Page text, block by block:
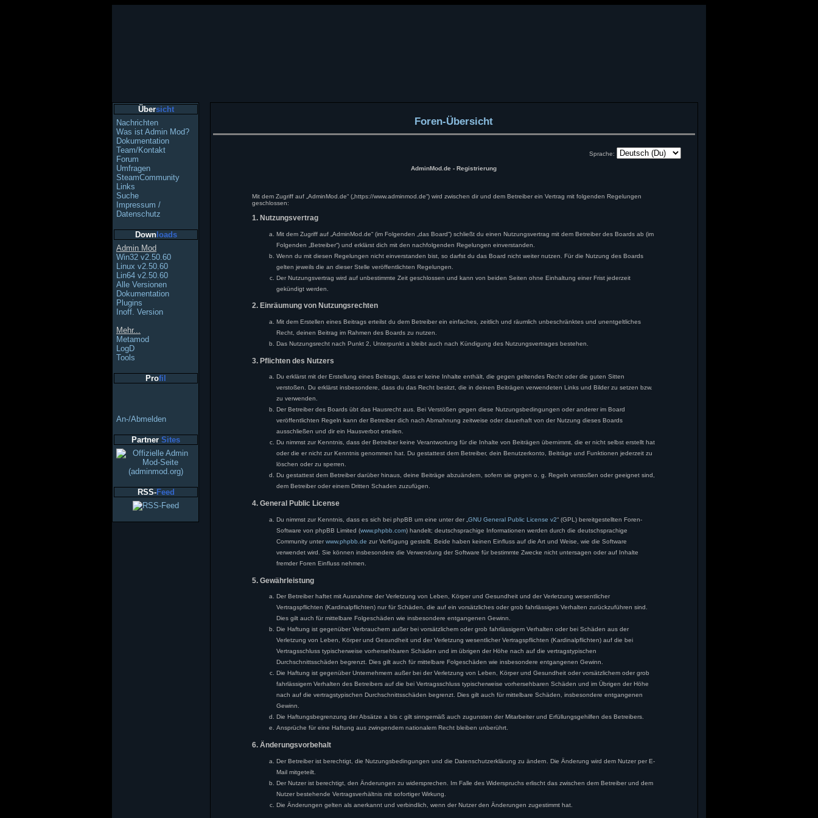
Übersicht
Nachrichten
Was ist Admin Mod?
Dokumentation
Team/Kontakt
Forum
Umfragen
SteamCommunity
Links
Suche
Impressum /
Datenschutz
Downloads
Admin Mod
Win32 v2.50.60
Linux v2.50.60
Lin64 v2.50.60
Alle Versionen
Dokumentation
Plugins
Inoff. Version
Mehr...
Metamod
LogD
Tools
Profil
An-/Abmelden
Partner Sites
RSS-Feed
Foren-Übersicht
Sprache:
AdminMod.de - Registrierung
Mit dem Zugriff auf „AdminMod.de“ („https://www.adminmod.de“) wird zwischen dir und dem Betreiber ein Vertrag mit folgenden Regelungen
geschlossen:
1. Nutzungsvertrag
Mit dem Zugriff auf „AdminMod.de“ (im Folgenden „das Board“) schließt du einen Nutzungsvertrag mit dem Betreiber des Boards ab (im
Folgenden „Betreiber“) und erklärst dich mit den nachfolgenden Regelungen einverstanden.
Wenn du mit diesen Regelungen nicht einverstanden bist, so darfst du das Board nicht weiter nutzen. Für die Nutzung des Boards
gelten jeweils die an dieser Stelle veröffentlichten Regelungen.
Der Nutzungsvertrag wird auf unbestimmte Zeit geschlossen und kann von beiden Seiten ohne Einhaltung einer Frist jederzeit
gekündigt werden.
2. Einräumung von Nutzungsrechten
Mit dem Erstellen eines Beitrags erteilst du dem Betreiber ein einfaches, zeitlich und räumlich unbeschränktes und unentgeltliches
Recht, deinen Beitrag im Rahmen des Boards zu nutzen.
Das Nutzungsrecht nach Punkt 2, Unterpunkt a bleibt auch nach Kündigung des Nutzungsvertrages bestehen.
3. Pflichten des Nutzers
Du erklärst mit der Erstellung eines Beitrags, dass er keine Inhalte enthält, die gegen geltendes Recht oder die guten Sitten
verstoßen. Du erklärst insbesondere, dass du das Recht besitzt, die in deinen Beiträgen verwendeten Links und Bilder zu setzen bzw.
zu verwenden.
Der Betreiber des Boards übt das Hausrecht aus. Bei Verstößen gegen diese Nutzungsbedingungen oder anderer im Board
veröffentlichten Regeln kann der Betreiber dich nach Abmahnung zeitweise oder dauerhaft von der Nutzung dieses Boards
ausschließen und dir ein Hausverbot erteilen.
Du nimmst zur Kenntnis, dass der Betreiber keine Verantwortung für die Inhalte von Beiträgen übernimmt, die er nicht selbst erstellt hat
oder die er nicht zur Kenntnis genommen hat. Du gestattest dem Betreiber, dein Benutzerkonto, Beiträge und Funktionen jederzeit zu
löschen oder zu sperren.
Du gestattest dem Betreiber darüber hinaus, deine Beiträge abzuändern, sofern sie gegen o. g. Regeln verstoßen oder geeignet sind,
dem Betreiber oder einem Dritten Schaden zuzufügen.
4. General Public License
Du nimmst zur Kenntnis, dass es sich bei phpBB um eine unter der „ GNU General Public License v2“ (GPL) bereitgestellten Foren-
Software von phpBB Limited (www.phpbb.com) handelt; deutschsprachige Informationen werden durch die deutschsprachige
Community unterwww.phpbb.de zur Verfügung gestellt. Beide haben keinen Einfluss auf die Art und Weise, wie die Software
verwendet wird. Sie können insbesondere die Verwendung der Software für bestimmte Zwecke nicht untersagen oder auf Inhalte
fremder Foren Einfluss nehmen.
5. Gewährleistung
Der Betreiber haftet mit Ausnahme der Verletzung von Leben, Körper und Gesundheit und der Verletzung wesentlicher
Vertragspflichten (Kardinalpflichten) nur für Schäden, die auf ein vorsätzliches oder grob fahrlässiges Verhalten zurückzuführen sind.
Dies gilt auch für mittelbare Folgeschäden wie insbesondere entgangenen Gewinn.
Die Haftung ist gegenüber Verbrauchern außer bei vorsätzlichem oder grob fahrlässigem Verhalten oder bei Schäden aus der
Verletzung von Leben, Körper und Gesundheit und der Verletzung wesentlicher Vertragspflichten (Kardinalpflichten) auf die bei
Vertragsschluss typischerweise vorhersehbaren Schäden und im übrigen der Höhe nach auf die vertragstypischen
Durchschnittsschäden begrenzt. Dies gilt auch für mittelbare Folgeschäden wie insbesondere entgangenen Gewinn.
Die Haftung ist gegenüber Unternehmern außer bei der Verletzung von Leben, Körper und Gesundheit oder vorsätzlichem oder grob
fahrlässigem Verhalten des Betreibers auf die bei Vertragsschluss typischerweise vorhersehbaren Schäden und im Übrigen der Höhe
nach auf die vertragstypischen Durchschnittsschäden begrenzt. Dies gilt auch für mittelbare Schäden, insbesondere entgangenen
Gewinn.
Die Haftungsbegrenzung der Absätze a bis c gilt sinngemäß auch zugunsten der Mitarbeiter und Erfüllungsgehilfen des Betreibers.
Ansprüche für eine Haftung aus zwingendem nationalem Recht bleiben unberührt.
6. Änderungsvorbehalt
Der Betreiber ist berechtigt, die Nutzungsbedingungen und die Datenschutzerklärung zu ändern. Die Änderung wird dem Nutzer per E-
Mail mitgeteilt.
Der Nutzer ist berechtigt, den Änderungen zu widersprechen. Im Falle des Widerspruchs erlischt das zwischen dem Betreiber und dem
Nutzer bestehende Vertragsverhältnis mit sofortiger Wirkung.
Die Änderungen gelten als anerkannt und verbindlich, wenn der Nutzer den Änderungen zugestimmt hat.